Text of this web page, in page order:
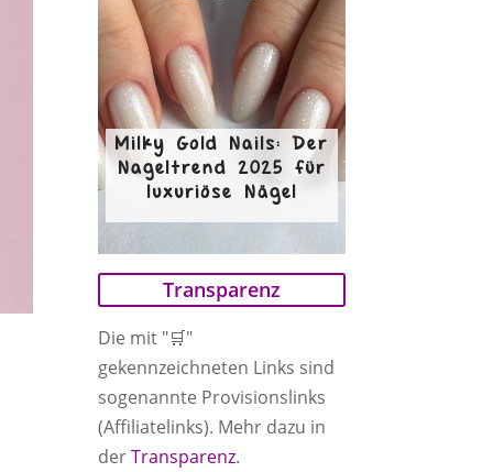
Milky Gold Nails: Der
Nageltrend 2025 für
luxuriöse Nägel
Transparenz
Die mit "🛒"
gekennzeichneten Links sind
sogenannte Provisionslinks
(Affiliatelinks). Mehr dazu in
derTransparenz.